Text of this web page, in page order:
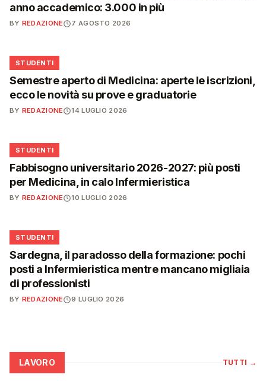
anno accademico: 3.000 in più
BY REDAZIONE 7 AGOSTO 2026
🎓
STUDENTI
Semestre aperto di Medicina: aperte le iscrizioni,
ecco le novità su prove e graduatorie
BY REDAZIONE 14 LUGLIO 2026
🎓
STUDENTI
Fabbisogno universitario 2026-2027: più posti
per Medicina, in calo Infermieristica
BY REDAZIONE 10 LUGLIO 2026
🎓
STUDENTI
Sardegna, il paradosso della formazione: pochi
posti a Infermieristica mentre mancano migliaia
di professionisti
BY REDAZIONE 9 LUGLIO 2026
LAVORO TUTTI →